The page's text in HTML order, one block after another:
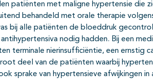
patiënten met maligne hypertensie die
behandeld met orale therapie
bij alle patiënten de bloeddruk
nodig hadden. Bij een
terminale nierinsufficiëntie, een ernstig
deel van de patiënten waarbij
sprake van hypertensieve afwijkingen in